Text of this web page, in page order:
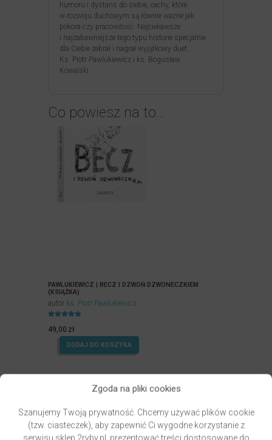
Zgoda na pliki cookies
Szanujemy Twoją prywatność. Chcemy używać plików cookie
(tzw. ciasteczek), aby zapewnić Ci wygodne korzystanie z
serwisu sklep.2ryby.pl, prezentować treści dostosowane do
humoru i dystans do siebie, cechy, które
w rozwoju duchowym są równie ważne jak
pokora czy pracowitość. Najciekawsze
i najzabawniejsze tego typu historie specjalnie
dla Ciebie zebrał i nagrał wyjątkowy duet:
Ks. Piotr Pawlukiewicz i ks. Bogusław
Kowalski.
Co powiesz na to…
PAWLUKIEWICZ | BECZ I DZWOŃ DZWONECZKIEM
(KSIĄŻKA)
autor ks. Piotr Pawlukiewicz
4.99
na 5.
49,00 zł
DODAJ DO KOSZYKA